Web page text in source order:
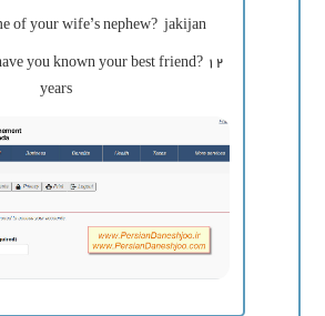
of your wife’s nephew? jakijan
you known your best friend? 12
years